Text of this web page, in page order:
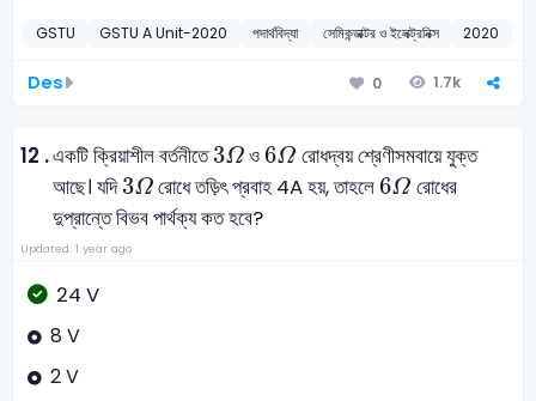
GSTU GSTU A Unit-2020 পদার্থবিদ্যা সেমিকন্ডাক্টর ও ইলেক্ট্রনিক্স 2020
Des 0 1.7k
12 .একটি ক্রিয়াশীল বর্তনীতে3Ω
3Ωও6Ω
6Ω রোধদ্বয় শ্রেণীসমবায়ে যুক্ত
আছে। যদি3Ω
3Ωরোধে তড়িৎ প্রবাহ 4A হয়, তাহলে6Ω
6Ω রোধের
দুপ্রান্তে বিভব পার্থক্য কত হবে?
Updated: 1 year ago
24 V
8 V
2 V